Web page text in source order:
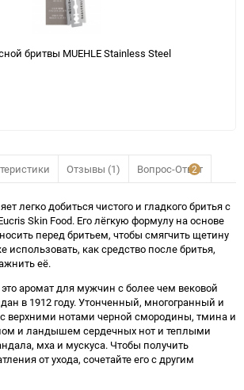
бритвы MUEHLE Stainless Steel
Отзывы (1) 2
Вопрос-Ответ
легко добиться чистого и гладкого бритья с
Skin Food. Его лёгкую формулу на основе
перед бритьем, чтобы смягчить щетину
использовать, как средство после бритья,
её.
это аромат для мужчин с более чем вековой
в 1912 году. Утонченный, многогранный и
верхними нотами черной смородины, тмина и
и ландышем сердечных нот и теплыми
мха и мускуса. Чтобы получить
от ухода, сочетайте его с другим